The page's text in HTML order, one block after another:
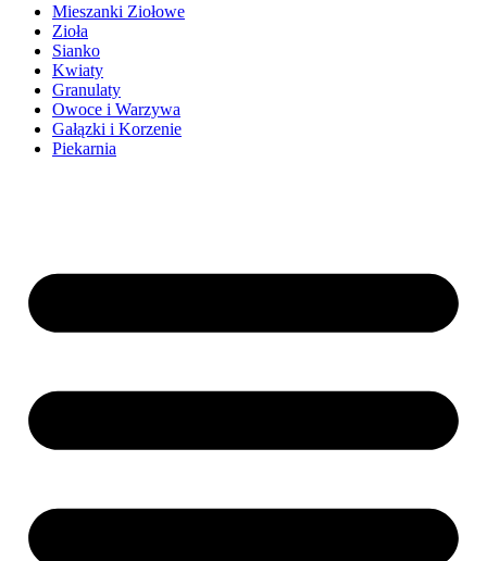
Mieszanki Ziołowe
Zioła
Sianko
Kwiaty
Granulaty
Owoce i Warzywa
Gałązki i Korzenie
Piekarnia